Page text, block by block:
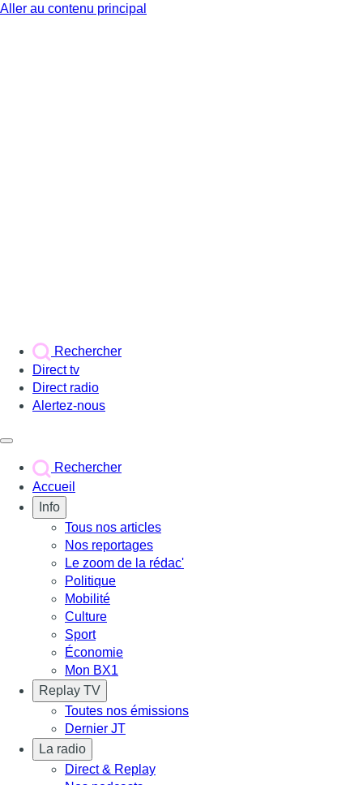
Aller au contenu principal
Rechercher
Direct tv
Direct radio
Alertez-nous
Rechercher
Accueil
Info
Tous nos articles
Nos reportages
Le zoom de la rédac'
Politique
Mobilité
Culture
Sport
Économie
Mon BX1
Replay TV
Toutes nos émissions
Dernier JT
La radio
Direct & Replay